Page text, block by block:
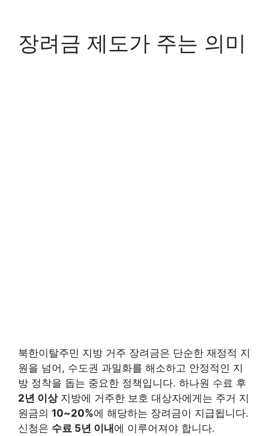
장려금 제도가 주는 의미
북한이탈주민 지방 거주 장려금은 단순한 재정적 지
원을 넘어, 수도권 과밀화를 해소하고 안정적인 지
방 정착을 돕는 중요한 정책입니다. 하나원 수료 후
2년 이상지방에 거주한 보호 대상자에게는 주거 지
원금의 10~20%에 해당하는 장려금이 지급됩니다.
신청은 수료 5년 이내에 이루어져야 합니다.